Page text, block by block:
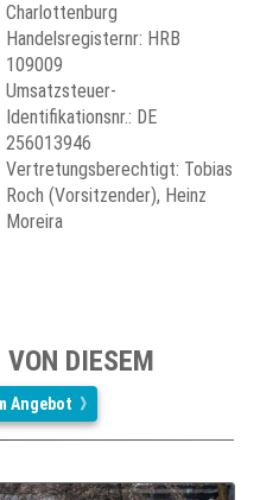
Charlottenburg
Handelsregisternr: HRB
109009
Umsatzsteuer-
Identifikationsnr.: DE
256013946
Vertretungsberechtigt: Tobias
Roch (Vorsitzender), Heinz
Moreira
VON DIESEM
Angebot